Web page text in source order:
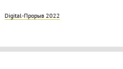
Digital-Прорыв 2022